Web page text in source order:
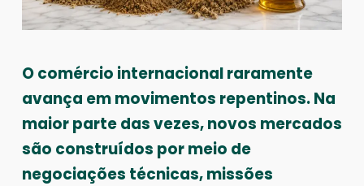
O comércio internacional raramente
avança em movimentos repentinos. Na
maior parte das vezes, novos mercados
são construídos por meio de
negociações técnicas, missões